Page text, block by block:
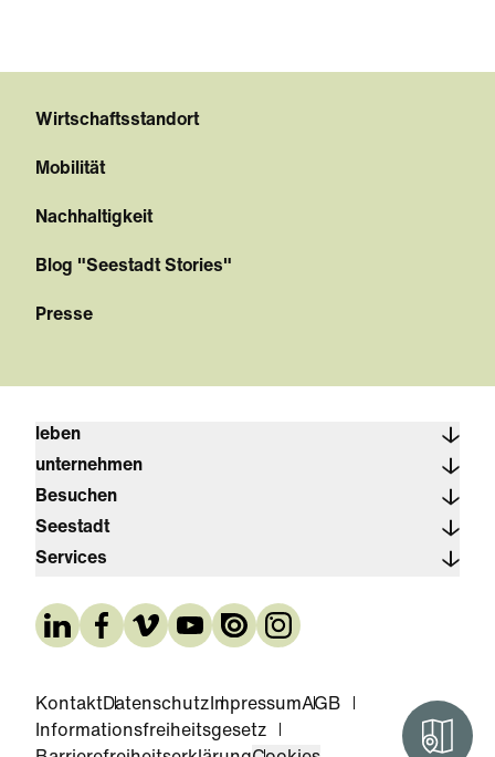
Wirtschaftsstandort
Mobilität
Nachhaltigkeit
Blog "Seestadt Stories"
Presse
leben
unternehmen
Besuchen
Seestadt
Services
KontaktDatenschutz ImpressumAGB
Informationsfreiheitsgesetz